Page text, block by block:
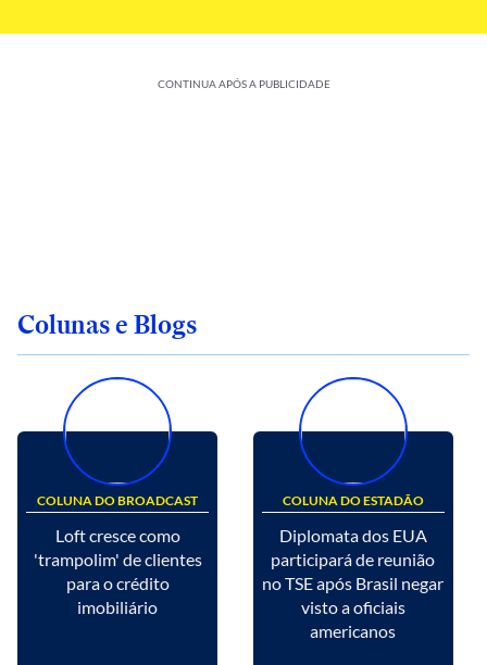
CONTINUA APÓS A PUBLICIDADE
Colunas e Blogs
COLUNA DO BROADCAST
Loft cresce como
'trampolim' de clientes
para o crédito
imobiliário
COLUNA DO ESTADÃO
Diplomata dos EUA
participará de reunião
no TSE após Brasil negar
visto a oficiais
americanos